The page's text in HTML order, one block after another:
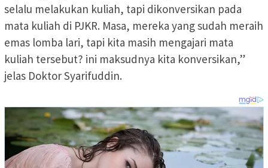
selalu melakukan kuliah, tapi dikonversikan pada
mata kuliah di PJKR. Masa, mereka yang sudah meraih
emas lomba lari, tapi kita masih mengajari mata
kuliah tersebut? ini maksudnya kita konversikan,”
jelas Doktor Syarifuddin.